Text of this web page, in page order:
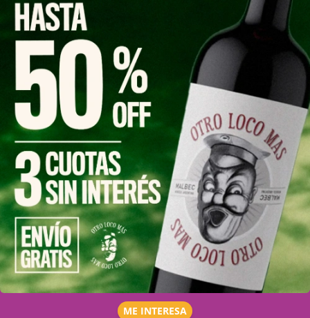
ME INTERESA